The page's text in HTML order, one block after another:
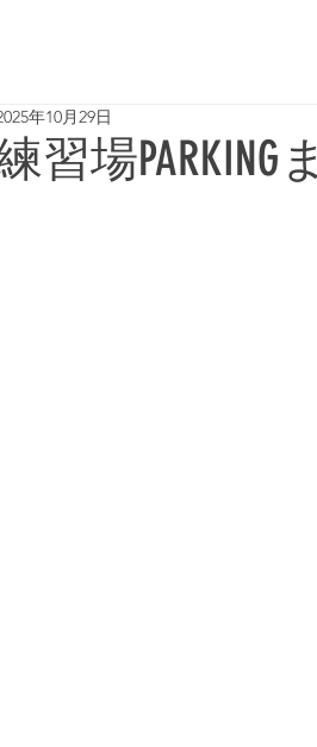
習場
年10月29日